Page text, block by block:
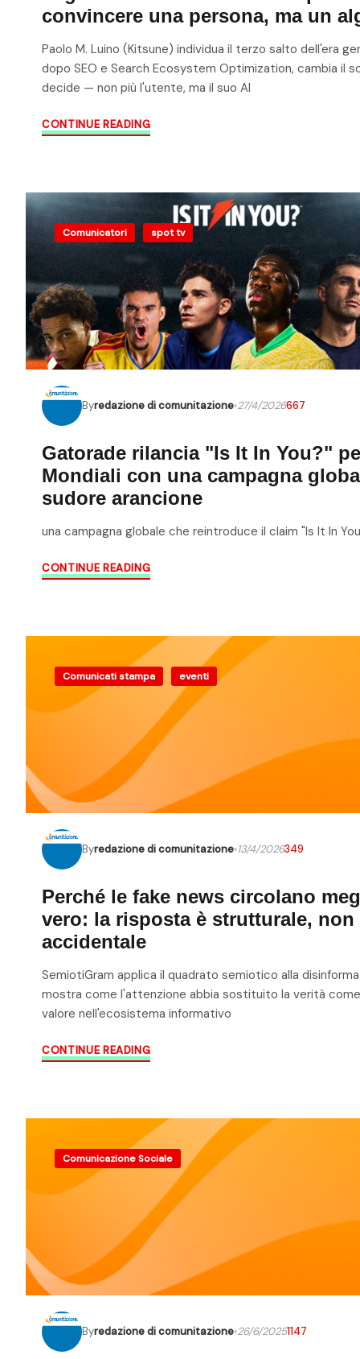
convincere una persona, ma un
Paolo M. Luino (Kitsune) individua il terzo salto dell'era
dopo SEO e Search Ecosystem Optimization, cambia il
decide — non più l'utente, ma il suo AI
CONTINUE READING
Comunicatori spot tv
Byredazione di comunitazione 27/4/2026667
Gatorade rilancia "Is It In You?"
Mondiali con una campagna
sudore arancione
una campagna globale che reintroduce il claim "Is It In
CONTINUE READING
Comunicati stampa eventi
Byredazione di comunitazione 13/4/2026349
Perché le fake news circolano
vero: la risposta è strutturale, non
accidentale
SemiotiGram applica il quadrato semiotico alla
mostra come l'attenzione abbia sostituito la verità
valore nell'ecosistema informativo
CONTINUE READING
Comunicazione Sociale
Byredazione di comunitazione 26/6/20251147